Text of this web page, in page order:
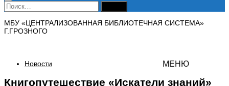
Найти:
МБУ «ЦЕНТРАЛИЗОВАННАЯ БИБЛИОТЕЧНАЯ СИСТЕМА»
Г.ГРОЗНОГО
МЕНЮ
Новости
Книгопутешествие «Искатели знаний»